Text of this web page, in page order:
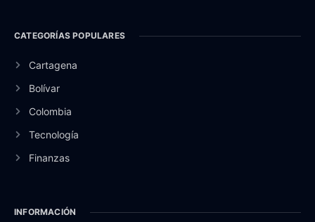
CATEGORÍAS POPULARES
Cartagena
Bolívar
Colombia
Tecnología
Finanzas
INFORMACIÓN